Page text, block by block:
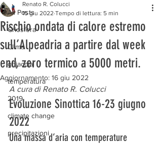
All Posts
Criosfera
Clima
ghiacciai
temperatura
2019
climate change
precipitazioni
Rischio ondata di calore estremo
sull’Alpeadria a partire dal week
end, zero termico a 5000 metri.
Renato R. Colucci
15 giu 2022 Tempo di lettura: 5 min
Aggiornamento: 16 giu 2022
A cura di Renato R. Colucci
Evoluzione Sinottica 16-23 giugno
2022
Una massa d’aria con temperature